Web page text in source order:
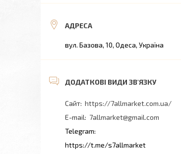
вул. Базова, 10, Одеса, Україна
https://7allmarket.com.ua/
7allmarket@gmail.com
https://t.me/s7allmarket